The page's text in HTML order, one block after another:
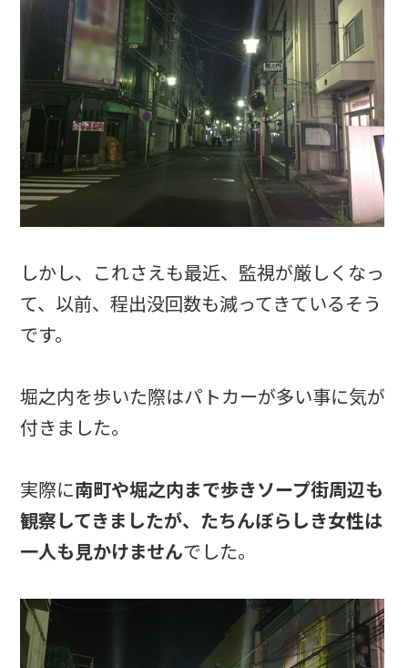
しかし、これさえも最近、監視が厳しくなっ
て、以前、程出没回数も減ってきているそう
です。
堀之内を歩いた際はパトカーが多い事に気が
付きました。
実際に南町や堀之内まで歩きソープ街周辺も
観察してきましたが、たちんぼらしき女性は
一人も見かけませんでした。